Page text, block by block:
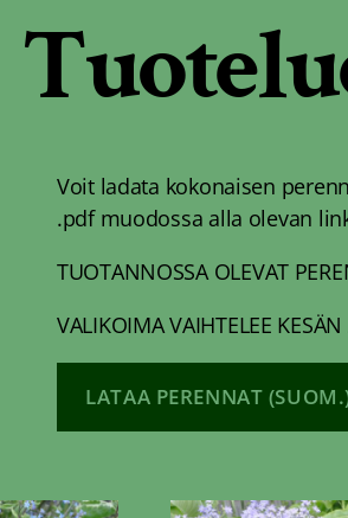
Voit ladata kokonaisen
.pdf muodossa alla olevan
TUOTANNOSSA OLEVAT
VALIKOIMA VAIHTELEE
LATAA PERENNAT